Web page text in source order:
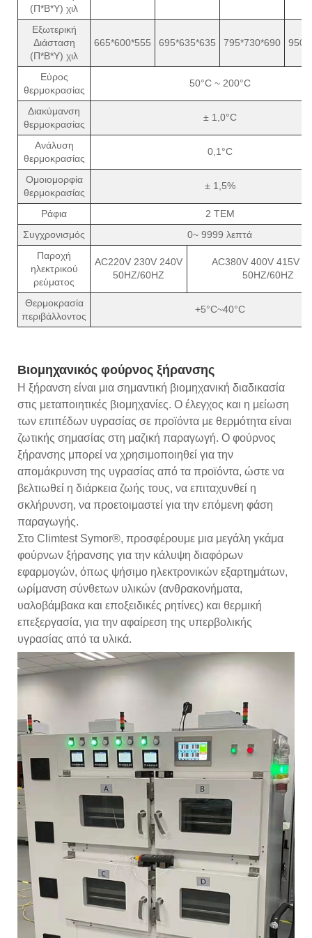
(Π*Β*Υ) χιλ
Εξωτερική
Διάσταση
(Π*Β*Υ) χιλ
665*600*555 695*635*635 795*730*690
Εύρος
θερμοκρασίας
50°C ~ 200°C
Διακύμανση
θερμοκρασίας
± 1,0°C
Ανάλυση
θερμοκρασίας
0,1°C
Ομοιομορφία
θερμοκρασίας
± 1,5%
Ράφια
2 ΤΕΜ
Συγχρονισμός
0~ 9999 λεπτά
Παροχή
ηλεκτρικού
ρεύματος
AC220V 230V 240V
50HZ/60HZ
AC380V 400V 415V
50HZ/60HZ
Θερμοκρασία
περιβάλλοντος
+5°C~40°C
Βιομηχανικός φούρνος ξήρανσης
Η ξήρανση είναι μια σημαντική βιομηχανική διαδικασία
στις μεταποιητικές βιομηχανίες. Ο έλεγχος και η μείωση
των επιπέδων υγρασίας σε προϊόντα με θερμότητα είναι
ζωτικής σημασίας στη μαζική παραγωγή. Ο φούρνος
ξήρανσης μπορεί να χρησιμοποιηθεί για την
απομάκρυνση της υγρασίας από τα προϊόντα, ώστε να
βελτιωθεί η διάρκεια ζωής τους, να επιταχυνθεί η
σκλήρυνση, να προετοιμαστεί για την επόμενη φάση
παραγωγής.
Στο Climtest Symor®, προσφέρουμε μια μεγάλη γκάμα
φούρνων ξήρανσης για την κάλυψη διαφόρων
εφαρμογών, όπως ψήσιμο ηλεκτρονικών εξαρτημάτων,
ωρίμανση σύνθετων υλικών (ανθρακονήματα,
υαλοβάμβακα και εποξειδικές ρητίνες) και θερμική
επεξεργασία, για την αφαίρεση της υπερβολικής
υγρασίας από τα υλικά.